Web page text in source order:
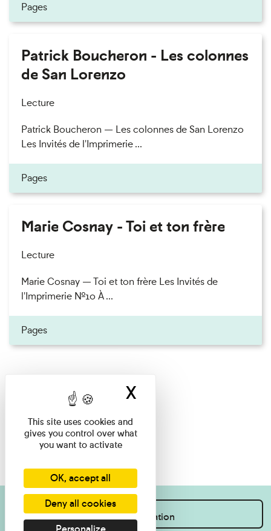
Pages
Patrick Boucheron - Les colonnes
de San Lorenzo
Lecture
Patrick Boucheron — Les colonnes de San Lorenzo
Les Invités de l'Imprimerie ...
Pages
Marie Cosnay - Toi et ton frère
Lecture
Marie Cosnay — Toi et ton frère Les Invités de
l'Imprimerie n°10 À ...
Pages
I want information
This site uses cookies and
gives you control over what
you want to activate
OK, accept all
Deny all cookies
X